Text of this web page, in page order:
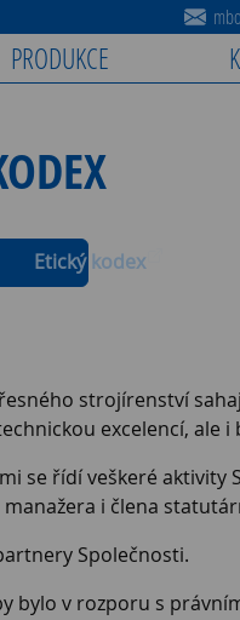
PRODUKCE
Etický kodex
strojírenství
excelencí, ale
se řídí veškeré
i člena
Společnosti.
v rozporu s